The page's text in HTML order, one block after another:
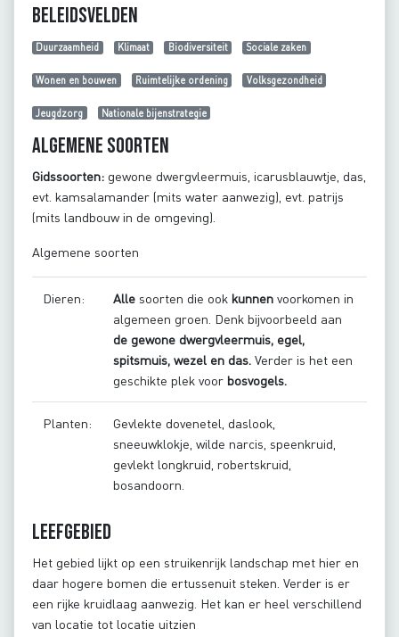
Beleidsvelden
Duurzaamheid Klimaat Biodiversiteit Sociale zaken
Wonen en bouwen Ruimtelijke ordening Volksgezondheid
Jeugdzorg Nationale bijenstrategie
Algemene soorten
Gidssoorten: gewone dwergvleermuis, icarusblauwtje, das,
evt. kamsalamander (mits water aanwezig), evt. patrijs
(mits landbouw in de omgeving).
Algemene soorten
Dieren: Alle soorten die ook kunnen voorkomen in
algemeen groen. Denk bijvoorbeeld aan
de gewone dwergvleermuis, egel,
spitsmuis, wezel en das. Verder is het een
geschikte plek voor bosvogels.
Planten:
Gevlekte dovenetel, daslook,
sneeuwklokje, wilde narcis, speenkruid,
gevlekt longkruid, robertskruid,
bosandoorn.
Leefgebied
Het gebied lijkt op een struikenrijk landschap met hier en
daar hogere bomen die ertussenuit steken. Verder is er
een rijke kruidlaag aanwezig. Het kan er heel verschillend
van locatie tot locatie uitzien